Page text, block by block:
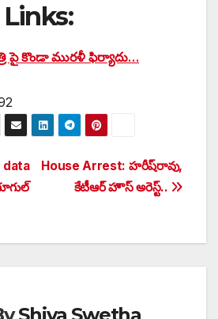
పై కొండా మురళీ ఫిర్యాదు…
House Arrest: హరీష్‌రావు,
కేటీఆర్ హౌస్ అరెస్ట్..
data
Shiva Swetha